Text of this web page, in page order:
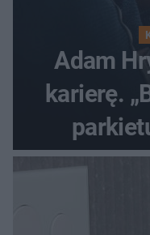
Adam
karierę.